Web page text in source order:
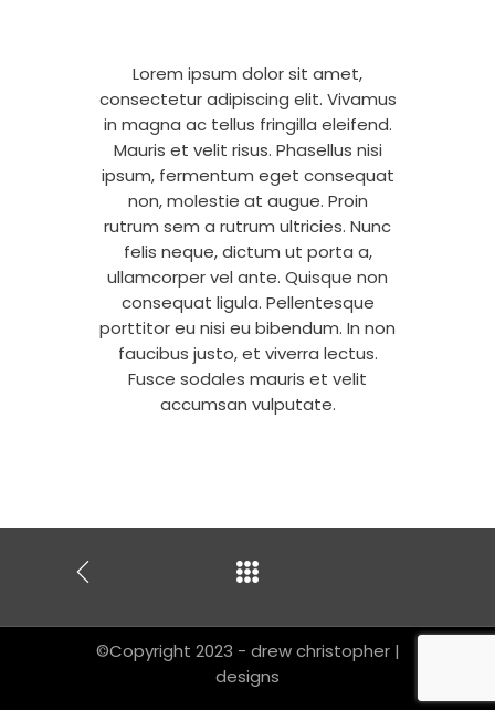
Lorem ipsum dolor sit amet,
consectetur adipiscing elit. Vivamus
in magna ac tellus fringilla eleifend.
Mauris et velit risus. Phasellus nisi
ipsum, fermentum eget consequat
non, molestie at augue. Proin
rutrum sem a rutrum ultricies. Nunc
felis neque, dictum ut porta a,
ullamcorper vel ante. Quisque non
consequat ligula. Pellentesque
porttitor eu nisi eu bibendum. In non
faucibus justo, et viverra lectus.
Fusce sodales mauris et velit
accumsan vulputate.
©Copyright 2023 - drew christopher |
designs